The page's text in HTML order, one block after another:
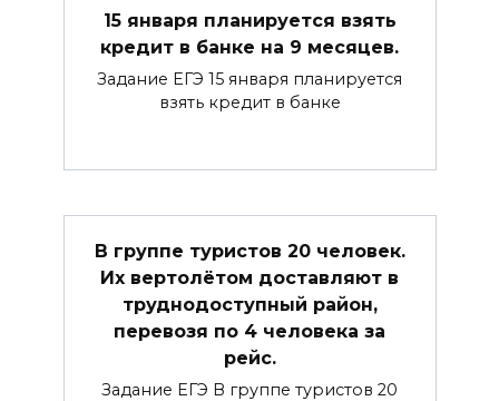
15 января планируется взять
кредит в банке на 9 месяцев.
Задание ЕГЭ 15 января планируется
взять кредит в банке
В группе туристов 20 человек.
Их вертолётом доставляют в
труднодоступный район,
перевозя по 4 человека за
рейс.
Задание ЕГЭ В группе туристов 20